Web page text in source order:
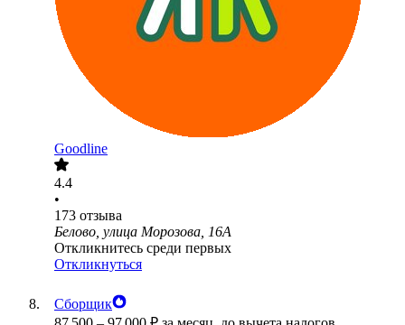
Goodline
4.4
•
173 отзыва
Белово, улица Морозова, 16А
Откликнитесь среди первых
Откликнуться
Сборщик